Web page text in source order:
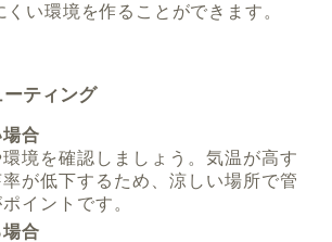
い環境を作ることができます。
ーティング
合
境を確認しましょう。気温が高す
が低下するため、涼しい場所で管
イントです。
合